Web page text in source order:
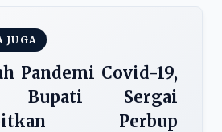
JUGA
Pandemi Covid-19,
Bupati Sergai
Perbup